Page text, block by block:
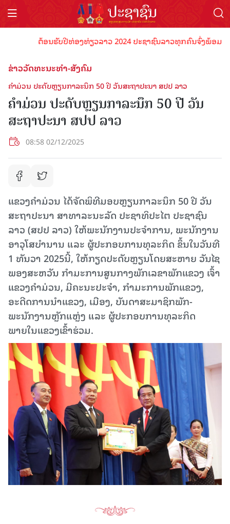
ຕ້ອນຮັບປີທ່ອງທ່ຽວລາວ 2024 ປະຊາຊົນລາວທຸກຄົນຈົ່ງພ້ອມເ
ຂ່າວວັດທະນະທຳ-ສັງຄົມ
ຄໍາມ່ວນ ປະດັບຫຼຽນກາລະນຶກ 50 ປີ ວັນສະຖາປະນາ ສປປ ລາວ
ຄໍາມ່ວນ ປະດັບຫຼຽນກາລະນຶກ 50 ປີ ວັນ
ສະຖາປະນາ ສປປ ລາວ
08:58 02/12/2025
ແຂວງຄໍາມ່ວນ ໄດ້ຈັດພິທີມອບຫຼຽນກາລະນຶກ 50 ປີ ວັນ
ສະຖາປະນາ ສາທາລະນະລັດ ປະຊາທິປະໄຕ ປະຊາຊົນ
ລາວ (ສປປ ລາວ) ໃຫ້ພະນັກງານປະຈຳການ, ພະນັກງານ
ອາວຸໂສບໍານານ ແລະ ຜູ້ປະກອບການທຸລະກິດ ຂຶ້ນໃນວັນທີ
1 ທັນວາ 2025ນີ້, ໃຫ້ກຽດປະດັບຫຼຽນໂດຍສະຫາຍ ວັນໄຊ
ພອງສະຫວັນ ກຳມະການສູນກາງພັກເລຂາພັກແຂວງ ເຈົ້າ
ແຂວງຄໍາມ່ວນ, ມີຄະນະປະຈຳ, ກຳມະການພັກແຂວງ,
ອະດີດການນໍາແຂວງ, ເມືອງ, ບັນດາສະມາຊິກພັກ-
ພະນັກງານຫຼັກແຫຼ່ງ ແລະ ຜູ້ປະກອບການທຸລະກິດ
ພາຍໃນແຂວງເຂົ້າຮ່ວມ.